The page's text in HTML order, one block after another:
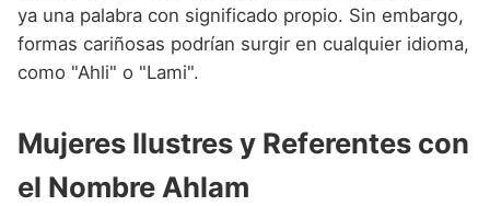
ya una palabra con significado propio. Sin embargo,
formas cariñosas podrían surgir en cualquier idioma,
como "Ahli" o "Lami".
Mujeres Ilustres y Referentes con
el Nombre Ahlam